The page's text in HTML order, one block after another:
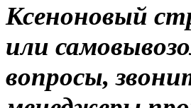
Ксеноновый
или
вопросы,